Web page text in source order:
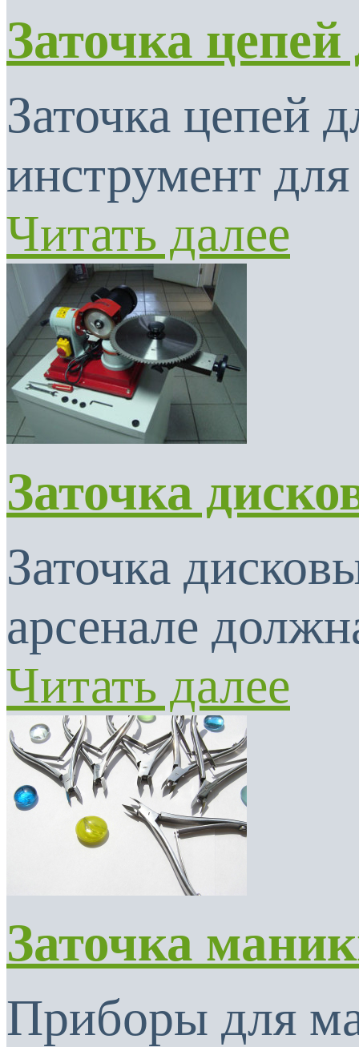
Заточка
Заточка цепей
инструмент
Читать далее
Заточка
Заточка
арсенале
Читать далее
Заточка
Приборы для